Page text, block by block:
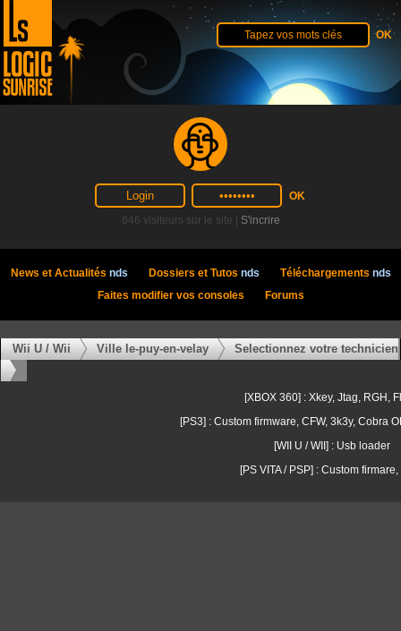
646 visiteurs sur le site | S'incrire
News et Actualités nds Dossiers et Tutos nds Téléchargements nds
Faites modifier vos consoles
Forums
Wii U / Wii Ville le-puy-en-velay Selectionnez votre technicien
[XBOX 360] : Xkey, Jtag, RGH,
[PS3] : Custom firmware, CFW, 3k3y, Cobra
[WII U / WII] : Usb loader
[PS VITA / PSP] : Custom firmare,